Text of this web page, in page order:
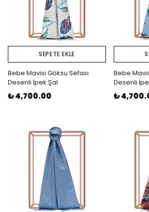
SEPETE EKLE
Bebe Mavisi Göksu Sefası
Desenli İpek Şal
₺ 4,700.00
Bebe
Desenli
₺